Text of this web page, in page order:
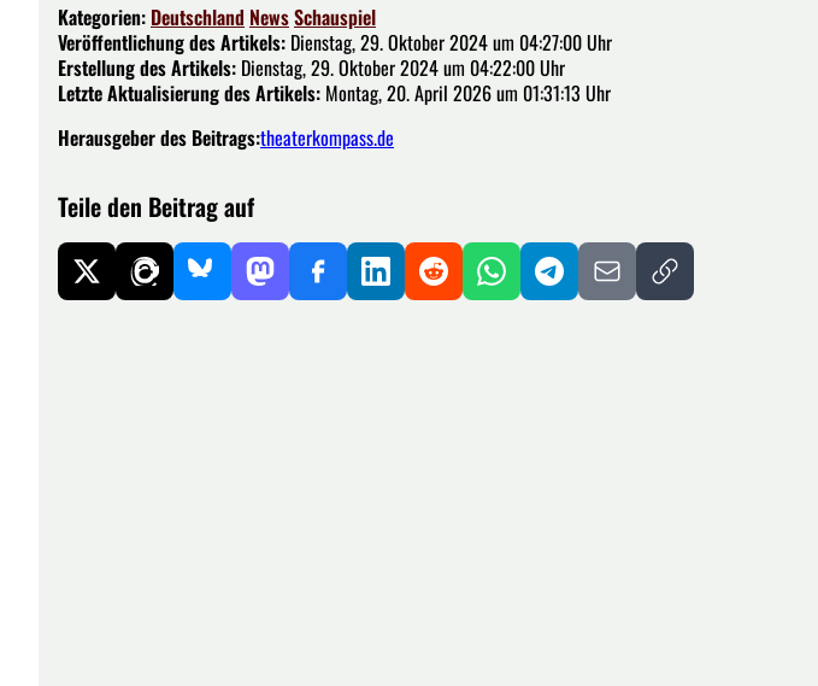
Kategorien: Deutschland NewsSchauspiel
Veröffentlichung des Artikels: Dienstag, 29. Oktober 2024 um 04:27:00 Uhr
Erstellung des Artikels: Dienstag, 29. Oktober 2024 um 04:22:00 Uhr
Letzte Aktualisierung des Artikels: Montag, 20. April 2026 um 01:31:13 Uhr
Herausgeber des Beitrags:theaterkompass.de
Teile den Beitrag auf